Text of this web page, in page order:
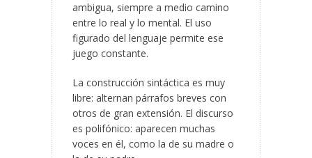
ambigua, siempre a medio camino
entre lo real y lo mental. El uso
figurado del lenguaje permite ese
juego constante.
La construcción sintáctica es muy
libre: alternan párrafos breves con
otros de gran extensión. El discurso
es polifónico: aparecen muchas
voces en él, como la de su madre o